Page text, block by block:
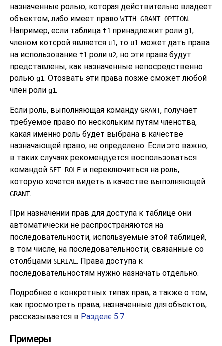
назначенные ролью, которая действительно владеет
объектом, либо имеет право WITH GRANT OPTION.
Например, если таблица t1 принадлежит роли g1,
членом которой является u1, то u1 может дать права
на использование t1 роли u2, но эти права будут
представлены, как назначенные непосредственно
ролью g1. Отозвать эти права позже сможет любой
член роли g1.
Если роль, выполняющая команду GRANT, получает
требуемое право по нескольким путям членства,
какая именно роль будет выбрана в качестве
назначающей право, не определено. Если это важно,
в таких случаях рекомендуется воспользоваться
командой SET ROLE и переключиться на роль,
которую хочется видеть в качестве выполняющей
GRANT.
При назначении прав для доступа к таблице они
автоматически не распространяются на
последовательности, используемые этой таблицей,
в том числе, на последовательности, связанные со
столбцами SERIAL . Права доступа к
последовательностям нужно назначать отдельно.
Подробнее о конкретных типах прав, а также о том,
как просмотреть права, назначенные для объектов,
рассказывается в Разделе 5.7.
Примеры